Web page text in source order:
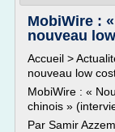
MobiWire :
nouveau
Accueil >
nouveau low
MobiWire : «
chinois »
Par Samir